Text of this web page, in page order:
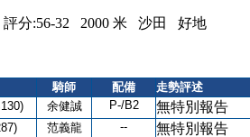
分:56-32 2000 米 沙田 好地
騎師 配備
走勢評述
余健誠 P-/B2 無特別報告
范義龍 -- 無特別報告